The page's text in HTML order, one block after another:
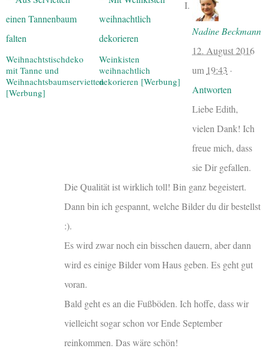
Weihnachtstischdeko
mit Tanne und
Weihnachtsbaumservietten
[Werbung]
Weinkisten
weihnachtlich
dekorieren [Werbung]
Nadine Beckmann
12. August 2016
um 19:43 ·
Antworten
Liebe Edith,
vielen Dank! Ich
freue mich, dass
sie Dir gefallen.
Die Qualität ist wirklich toll! Bin ganz begeistert.
Dann bin ich gespannt, welche Bilder du dir bestellst
:).
Es wird zwar noch ein bisschen dauern, aber dann
wird es einige Bilder vom Haus geben. Es geht gut
voran.
Bald geht es an die Fußböden. Ich hoffe, dass wir
vielleicht sogar schon vor Ende September
reinkommen. Das wäre schön!